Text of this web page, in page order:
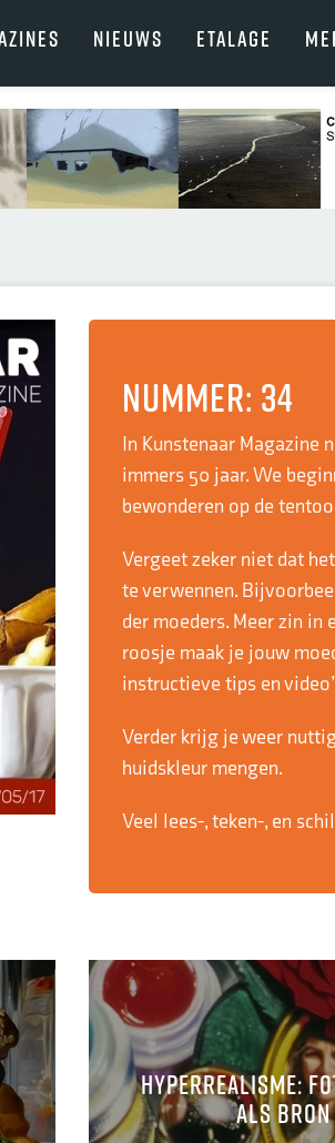
NIEUWS ETALAGE
Nummer: 34
In Kunstenaar Magazine
immers 50 jaar. We
bewonderen op de
Vergeet zeker niet dat
te verwennen.
der moeders. Meer zin in
roosje maak je jouw
instructieve tips en
Verder krijg je weer
huidskleur mengen.
Veel lees-, teken-, en
hyperrealisme:
als bron